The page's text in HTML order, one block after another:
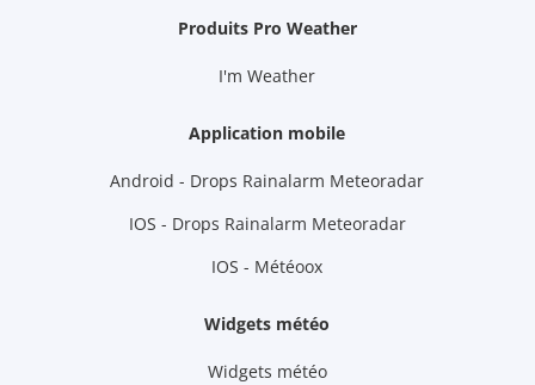
Produits Pro Weather
I'm Weather
Application mobile
Android - Drops Rainalarm Meteoradar
IOS - Drops Rainalarm Meteoradar
IOS - Météoox
Widgets météo
Widgets météo